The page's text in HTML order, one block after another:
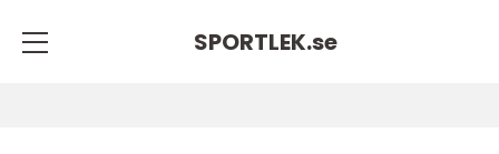
SPORTLEK.se